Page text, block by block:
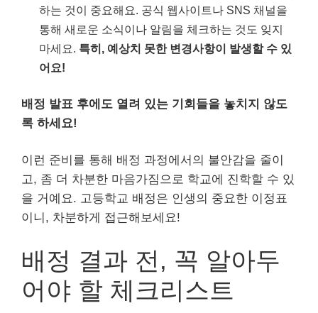
하는 것이 중요해요. 공식 웹사이트나 SNS 채널을
통해 새로운 소식이나 알림을 체크하는 것도 잊지
마세요. 특히, 예상치 못한 변경사항이 발생할 수 있
어요!
배정 발표 후에도 열려 있는 기회들을 놓치지 않도
록 하세요!
이런 준비를 통해 배정 과정에서의 불안감을 줄이
고, 좀 더 차분한 마음가짐으로 학교에 진학할 수 있
을 거예요. 고등학교 배정은 인생의 중요한 이정표
이니, 차분하게 접근해보세요!
배정 결과 전, 꼭 알아두
어야 할 체크리스트